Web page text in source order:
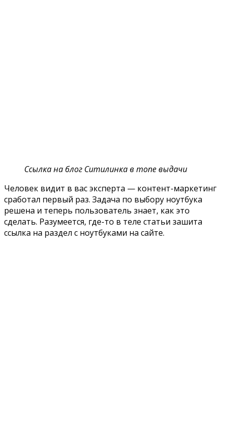
Ссылка на блог Ситилинка в топе выдачи
Человек видит в вас эксперта — контент-маркетинг
сработал первый раз. Задача по выбору ноутбука
решена и теперь пользователь знает, как это
сделать. Разумеется, где-то в теле статьи зашита
ссылка на раздел с ноутбуками на сайте.